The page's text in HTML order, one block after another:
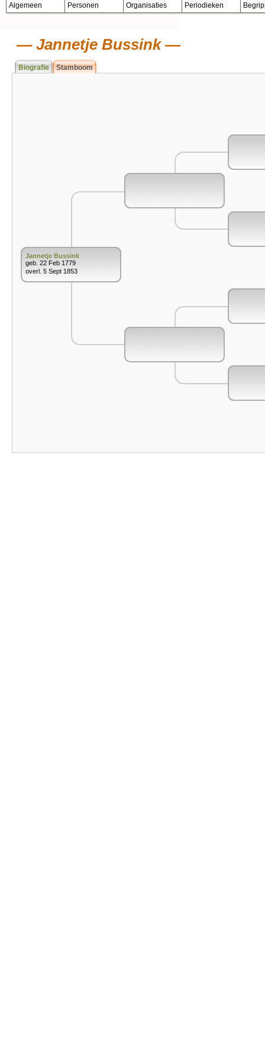
Algemeen Personen Organisaties Periodieken
Jannetje Bussink
Biografie Stamboom
Jannetje Bussink
geb. 22 Feb 1779
overl. 5 Sept 1853